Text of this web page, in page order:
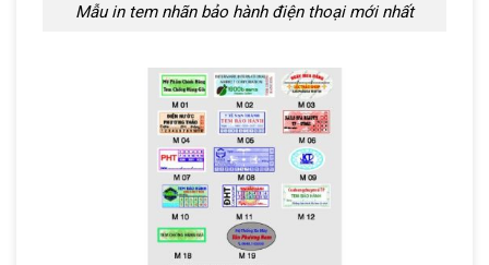
Mẫu in tem nhãn bảo hành điện thoại mới nhất